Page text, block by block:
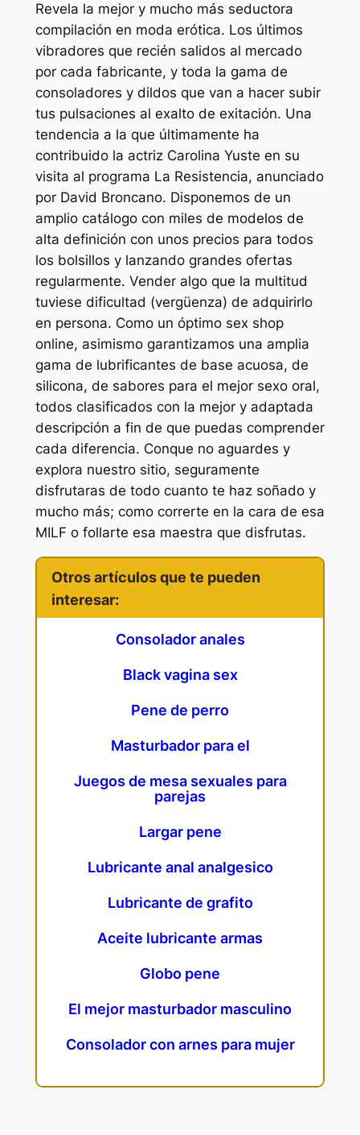
Revela la mejor y mucho más seductora
compilación en moda erótica. Los últimos
vibradores que recién salidos al mercado
por cada fabricante, y toda la gama de
consoladores y dildos que van a hacer subir
tus pulsaciones al exalto de exitación. Una
tendencia a la que últimamente ha
contribuido la actriz Carolina Yuste en su
visita al programa La Resistencia, anunciado
por David Broncano. Disponemos de un
amplio catálogo con miles de modelos de
alta definición con unos precios para todos
los bolsillos y lanzando grandes ofertas
regularmente. Vender algo que la multitud
tuviese dificultad (vergüenza) de adquirirlo
en persona. Como un óptimo sex shop
online, asimismo garantizamos una amplia
gama de lubrificantes de base acuosa, de
silicona, de sabores para el mejor sexo oral,
todos clasificados con la mejor y adaptada
descripción a fin de que puedas comprender
cada diferencia. Conque no aguardes y
explora nuestro sitio, seguramente
disfrutaras de todo cuanto te haz soñado y
mucho más; como correrte en la cara de esa
MILF o follarte esa maestra que disfrutas.
Otros artículos que te pueden
interesar:
Consolador anales
Black vagina sex
Pene de perro
Masturbador para el
Juegos de mesa sexuales para
parejas
Largar pene
Lubricante anal analgesico
Lubricante de grafito
Aceite lubricante armas
Globo pene
El mejor masturbador masculino
Consolador con arnes para mujer